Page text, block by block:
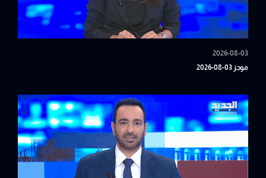
2026-08-03
موجز 03-08-2026